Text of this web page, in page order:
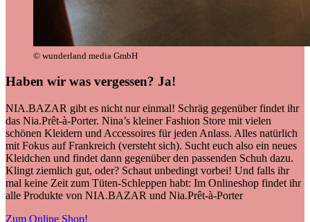
© wunderland media GmbH
Haben wir was vergessen? Ja!
NIA.BAZAR gibt es nicht nur einmal! Schräg gegenüber findet ihr
das Nia.Prêt-à-Porter. Nina’s kleiner Fashion Store mit vielen
schönen Kleidern und Accessoires für jeden Anlass. Alles natürlich
mit Fokus auf Frankreich (versteht sich). Sucht euch also ein neues
Kleidchen und findet dann gegenüber den passenden Schuh dazu.
Klingt ziemlich gut, oder? Schaut unbedingt vorbei! Und falls ihr
mal keine Zeit zum Tüten-Schleppen habt: Im Onlineshop findet ihr
alle Produkte von NIA.BAZAR und Nia.Prêt-à-Porter
Zum Online Shop!